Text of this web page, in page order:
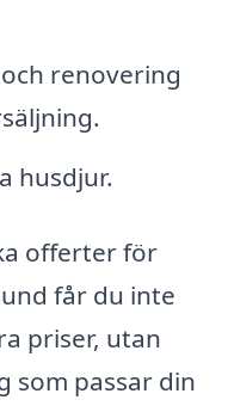
renovering
husdjur.
offerter för
får du inte
priser, utan
som passar din